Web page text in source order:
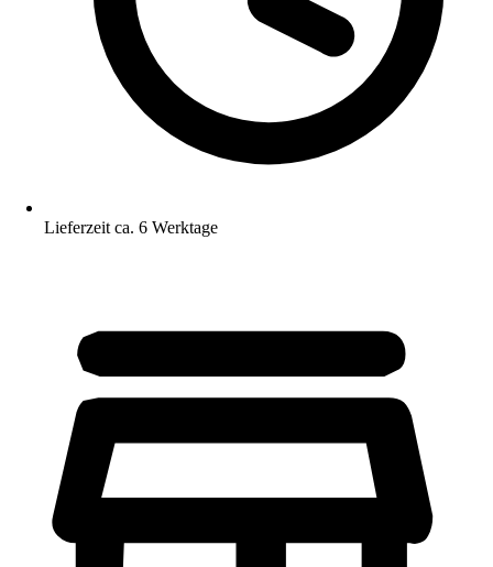
Lieferzeit ca. 6 Werktage